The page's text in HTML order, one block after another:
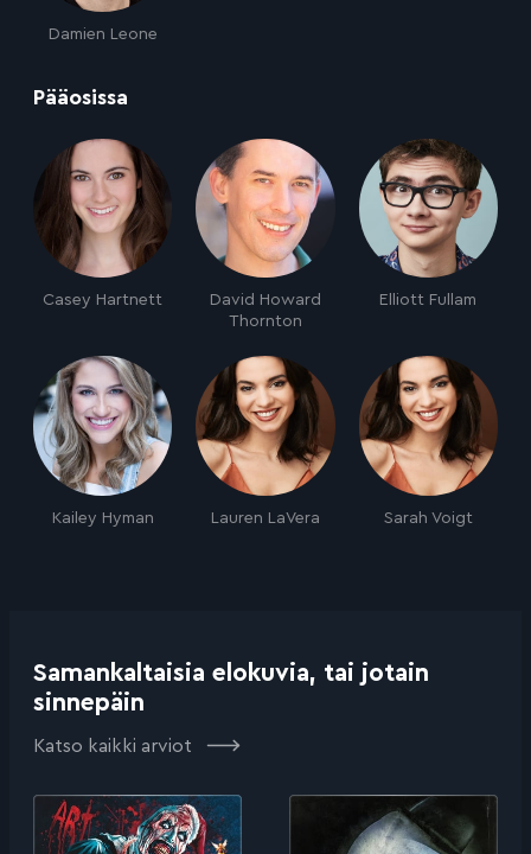
Damien Leone
Pääosissa
Casey Hartnett
David Howard
Thornton
Elliott Fullam
Kailey Hyman Lauren LaVera Sarah Voigt
Samankaltaisia elokuvia, tai jotain
sinnepäin
Katso kaikki arviot